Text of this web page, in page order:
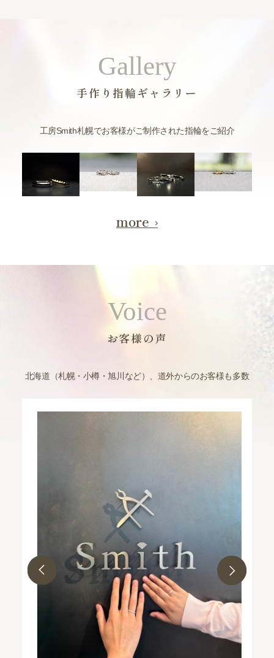
Gallery
手作り指輪ギャラリー
工房Smith札幌でお客様がご制作された指輪をご紹介
more
Voice
お客様の声
北海道（札幌・小樽・旭川など）、道外からのお客様も多数